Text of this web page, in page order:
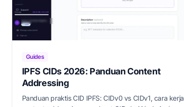
Guides
IPFS CIDs 2026: Panduan Content
Addressing
Panduan praktis CID IPFS: CIDv0 vs CIDv1, cara kerja